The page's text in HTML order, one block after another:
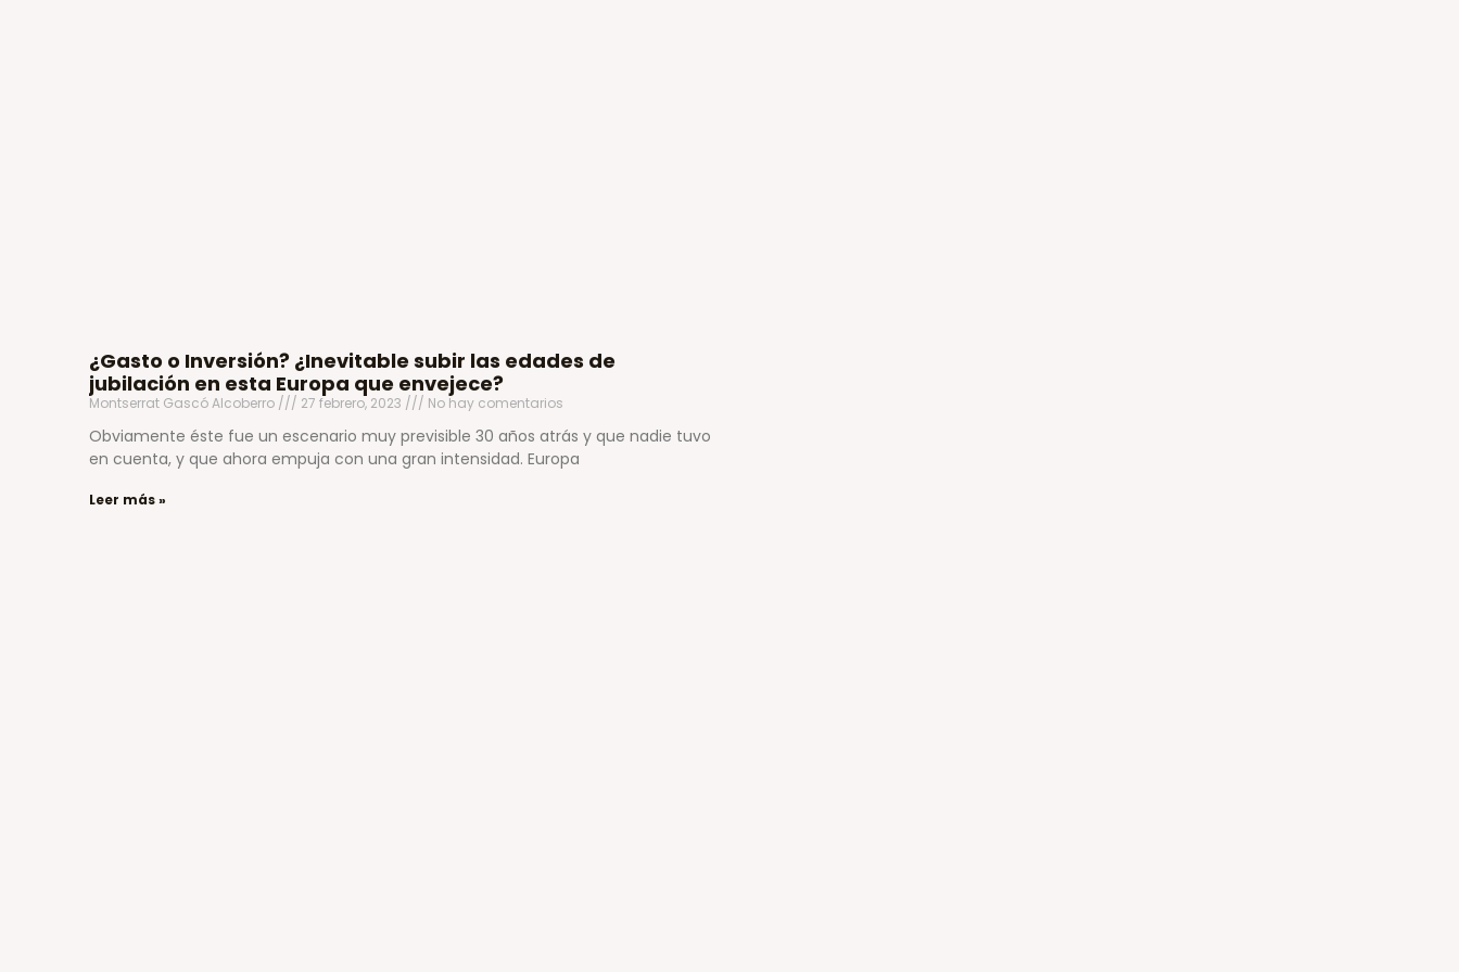
¿Gasto o Inversión? ¿Inevitable subir las edades de
jubilación en esta Europa que envejece?
Montserrat Gascó Alcoberro 27 febrero, 2023 No hay comentarios
Obviamente éste fue un escenario muy previsible 30 años atrás y que nadie tuvo
en cuenta, y que ahora empuja con una gran intensidad. Europa
Leer más »